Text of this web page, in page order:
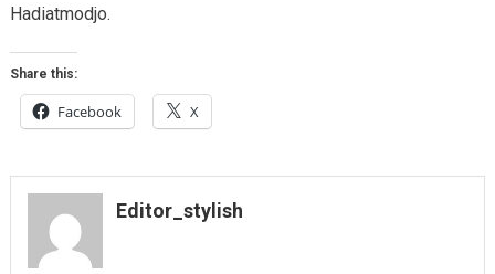
Hadiatmodjo.
Share this:
Facebook X
Editor_stylish